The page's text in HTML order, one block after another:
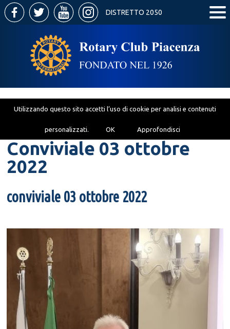
Utilizzando questo sito accetti l’uso di cookie per analisi e contenuti
personalizzati. OK Approfondisci
Conviviale 03 ottobre
2022
conviviale 03 ottobre 2022
DISTRETTO 2050